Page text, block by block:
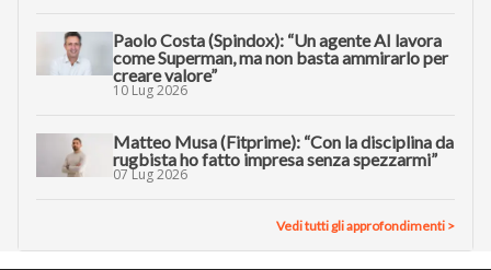
Paolo Costa (Spindox): “Un agente AI lavora
come Superman, ma non basta ammirarlo per
creare valore”
10 Lug 2026
Matteo Musa (Fitprime): “Con la disciplina da
rugbista ho fatto impresa senza spezzarmi”
07 Lug 2026
Vedi tutti gli approfondimenti >